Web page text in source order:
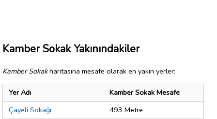
Kamber Sokak Yakınındakiler
Kamber Sokakharitasına mesafe olarak en yakın yerler:
Yer Adı
Kamber Sokak Mesafe
Çayeli Sokağı
493 Metre